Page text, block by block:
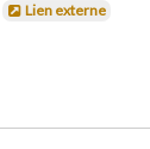
Lien externe